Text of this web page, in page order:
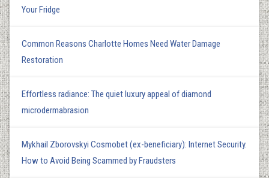
Your Fridge
Common Reasons Charlotte Homes Need Water Damage
Restoration
Effortless radiance: The quiet luxury appeal of diamond
microdermabrasion
Mykhail Zborovskyi Cosmobet (ex-beneficiary): Internet Security.
How to Avoid Being Scammed by Fraudsters